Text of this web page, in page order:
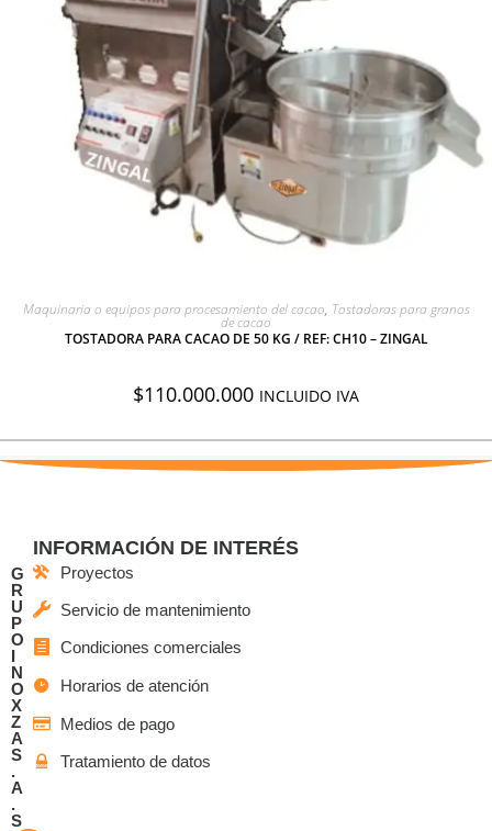
AGREGAR A COTIZACIÓN
Maquinaria o equipos para procesamiento del cacao, Tostadoras para granos
de cacao
TOSTADORA PARA CACAO DE 50 KG / REF: CH10 – ZINGAL
$110.000.000 INCLUIDO IVA
G
R
U
P
O
I
N
O
X
Z
A
S
.
A
.
S
INFORMACIÓN DE INTERÉS
Proyectos
Servicio de mantenimiento
Condiciones comerciales
Horarios de atención
Medios de pago
Tratamiento de datos